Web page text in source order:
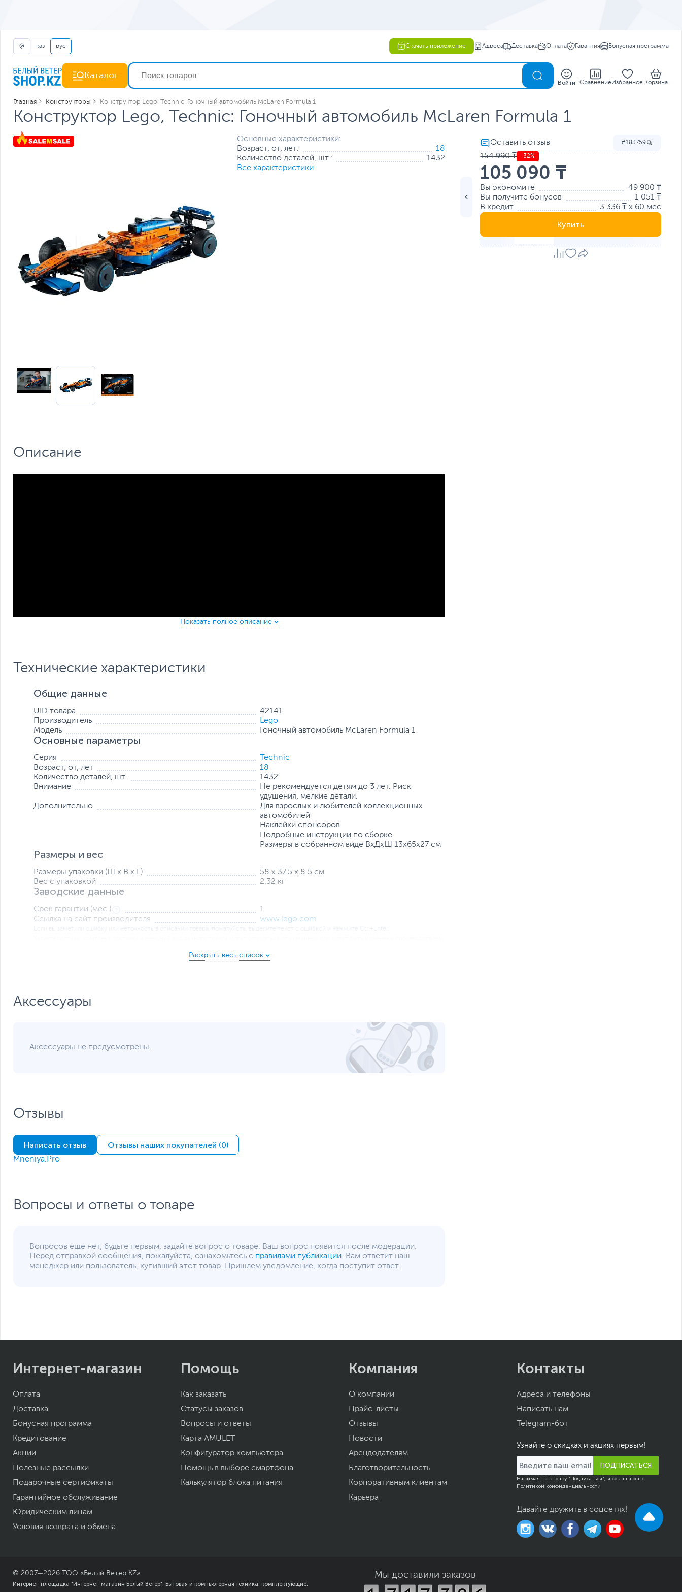
қаз рус Скачать приложение Адреса Доставка Оплата Гарантия Бонусная программа
Каталог
Войти Сравнение Избранное Корзина
Главная Конструкторы Конструктор Lego, Technic: Гоночный автомобиль McLaren Formula 1
Конструктор Lego, Technic: Гоночный автомобиль McLaren Formula 1
Основные характеристики:
Возраст, от, лет:
18
Количество деталей, шт.:
1432
Все характеристики
183759
154 990 ₸ -32%
105 090 ₸
Вы экономите
49 900 ₸
Вы получите бонусов
1 051 ₸
В кредит
3 336 ₸ x 60 мес
Купить
Описание
Уберите все отвлекающие факторы и сконцентрируйте свое чемпионское внимание. Пришло время собрать
детализированную модель «Гоночный автомобиль McLaren Formula 1» LEGO Technic (42141).
Когда вы пересечете финишную черту, то почувствуете огромную гордость — и получите впечатляющую модель
для демонстрации, чтобы отметить вашу преданность.
Как и настоящий автомобиль, эта версия LEGO Technic оснащена двигателем V6 с подвижными поршнями,
Гонщики называют это «зоной». Состояние повышенной концентрации, необходимое для достижения
наилучших результатов. Теперь и вы сможете войти в «зону», направив концентрацию на сборку любимых машин
с наборами LEGO Technic для взрослых и любителей коллекционных автомобилей.
Технические характеристики
Общие данные
UID товара
42141
Производитель
Lego
Модель
Гоночный автомобиль McLaren Formula 1
Основные параметры
Серия
Technic
Возраст, от, лет
18
Количество деталей, шт.
1432
Внимание
Не рекомендуется детям до 3 лет. Риск
удушения, мелкие детали.
Дополнительно
Для взрослых и любителей коллекционных
автомобилей
Наклейки спонсоров
Подробные инструкции по сборке
Размеры в собранном виде ВхДхШ 13х65х27 см
Размеры и вес
Размеры упаковки (Ш х В х Г)
58 x 37.5 x 8.5 см
Вес с упаковкой
2.32 кг
Заводские данные
Срок гарантии (мес.)
1
Ссылка на сайт производителя
www.lego.com
Аксессуары
Аксессуары не предусмотрены.
Отзывы
Написать отзыв Отзывы наших покупателей (0)
Mneniya.Pro
Вопросы и ответы о товаре
Вопросов еще нет, будьте первым, задайте вопрос о товаре. Ваш вопрос появится после модерации.
Перед отправкой сообщения, пожалуйста, ознакомьтесь с правилами публикации. Вам ответит наш
менеджер или пользователь, купивший этот товар. Пришлем уведомление, когда поступит ответ.
Интернет-магазин
Оплата
Доставка
Бонусная программа
Кредитование
Акции
Полезные рассылки
Подарочные сертификаты
Гарантийное обслуживание
Юридическим лицам
Условия возврата и обмена
Помощь
Как заказать
Статусы заказов
Вопросы и ответы
Карта AMULET
Конфигуратор компьютера
Помощь в выборе смартфона
Калькулятор блока питания
Компания
О компании
Прайс-листы
Отзывы
Новости
Арендодателям
Благотворительность
Корпоративным клиентам
Карьера
Контакты
Адреса и телефоны
Написать нам
Telegram-бот
Узнайте о скидках и акциях первым!
ПОДПИСАТЬСЯ
Нажимая на кнопку "Подписаться", я соглашаюсь с
Политикой конфиденциальности
Давайте дружить в соцсетях!
© 2007—2026 ТОО «Белый Ветер KZ»
Интернет-площадка "Интернет-магазин Белый Ветер". Бытовая и компьютерная техника, комплектующие,
Мы доставили заказов